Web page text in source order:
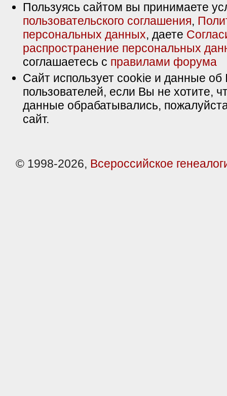
Пользуясь сайтом вы принимаете
пользовательского соглашения,
персональных данных, даете
распространение персональных
соглашаетесь с правилами форума
Сайт использует cookie и данные об
пользователей, если Вы не хотите,
данные обрабатывались,
сайт.
© 1998-2026, Всероссийское